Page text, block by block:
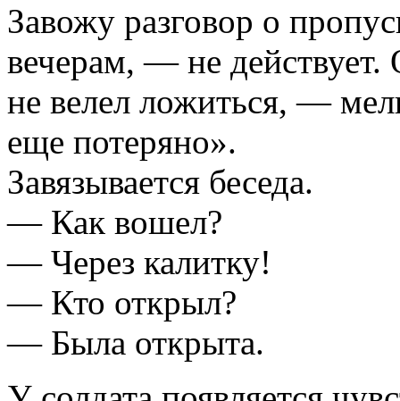
Завожу разговор о
вечерам, — не
не велел ложиться, —
еще потеряно».
Завязывается беседа.
— Как вошел?
— Через калитку!
— Кто открыл?
— Была открыта.